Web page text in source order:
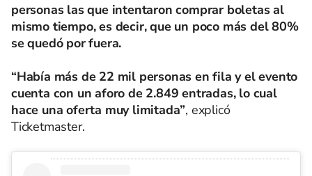
personas las que intentaron comprar boletas al
mismo tiempo, es decir, que un poco más del 80%
se quedó por fuera.
“Había más de 22 mil personas en fila y el evento
cuenta con un aforo de 2.849 entradas, lo cual
hace una oferta muy limitada”, explicó
Ticketmaster.